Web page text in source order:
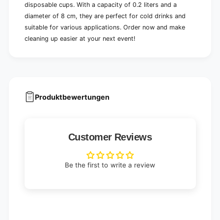
disposable cups. With a capacity of 0.2 liters and a
diameter of 8 cm, they are perfect for cold drinks and
suitable for various applications. Order now and make
cleaning up easier at your next event!
Produktbewertungen
Customer Reviews
Be the first to write a review